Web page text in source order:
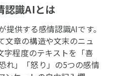
認識AIとは
供する感情認識AIです。
文章の構造や文末のニュ
字程度のテキストを「喜
れ」「怒り」の5つの感情